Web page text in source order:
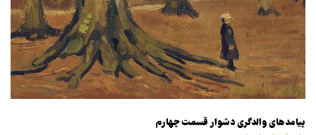
پیامدهای والدگری دشوار قسمت چهارم